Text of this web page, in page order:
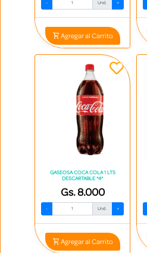
- Und. +
Agregar al Carrito
GASEOSA COCA COLA 1 LTS
DESCARTABLE *4*
Gs. 8.000
- Und. +
Agregar al Carrito